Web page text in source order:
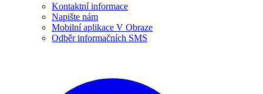
Kontaktní informace
Napište nám
Mobilní aplikace V Obraze
Odběr informačních SMS